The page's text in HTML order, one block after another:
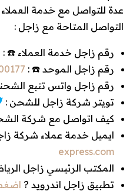
عدة للتواصل مع خدمة
التواصل المتاحة مع زاجل :
رقم زاجل خدمة العملاء ☎️ :
رقم زاجل الموحد ☎️ :
رقم زاجل واتس تتبع
تويتر شركة زاجل للشحن :
كيف اتواصل مع شركة
ايميل خدمة عملاء شركة
express.com
المكتب الرئيسي زاجل
تطبيق زاجل اندرويد ?